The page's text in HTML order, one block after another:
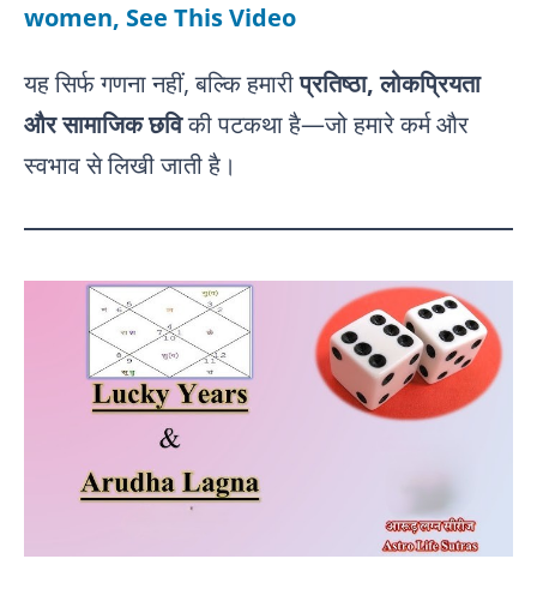
women, See This Video
यह सिर्फ गणना नहीं, बल्कि हमारीप्रतिष्ठा, लोकप्रियता
और सामाजिक छविकी पटकथा है—जो हमारे कर्म और
स्वभाव से लिखी जाती है।